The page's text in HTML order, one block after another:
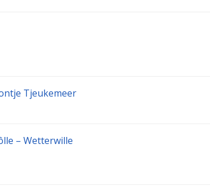
Tjeukemeer
– Wetterwille